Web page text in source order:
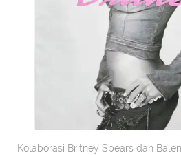
Kolaborasi Britney Spears dan